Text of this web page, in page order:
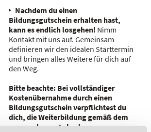
Nachdem du einen
Bildungsgutschein erhalten hast,
kann es endlich losgehen! Nimm
Kontakt mit uns auf. Gemeinsam
definieren wir den idealen Starttermin
und bringen alles Weitere für dich auf
den Weg.
Bitte beachte: Bei vollständiger
Kostenübernahme durch einen
Bildungsgutschein verpflichtest du
dich, die Weiterbildung gemäß dem
vorgegebenen Lehrplan zu